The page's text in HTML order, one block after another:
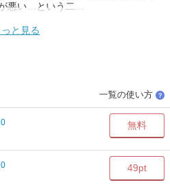
悪い…という二…
っと見る
一覧の使い方 ？
0 無料
0 49pt